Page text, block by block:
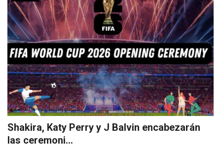
Shakira, Katy Perry y J Balvin encabezarán
las ceremoni...